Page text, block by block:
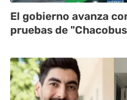
El gobierno avanza
pruebas de